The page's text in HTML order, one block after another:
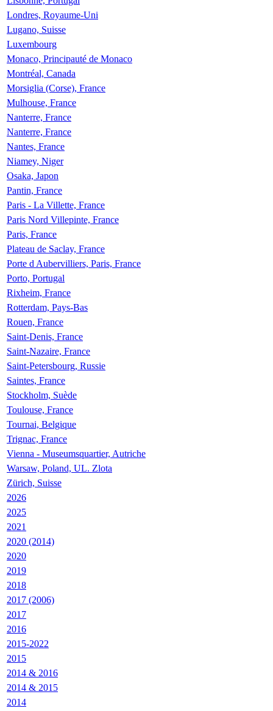
Londres, Royaume-Uni
Lugano, Suisse
Luxembourg
Monaco, Principauté de Monaco
Montréal, Canada
Morsiglia (Corse), France
Mulhouse, France
Nanterre, France
Nanterre, France
Nantes, France
Niamey, Niger
Osaka, Japon
Pantin, France
Paris - La Villette, France
Paris Nord Villepinte, France
Paris, France
Plateau de Saclay, France
Porte d Aubervilliers, Paris, France
Porto, Portugal
Rixheim, France
Rotterdam, Pays-Bas
Rouen, France
Saint-Denis, France
Saint-Nazaire, France
Saint-Petersbourg, Russie
Saintes, France
Stockholm, Suède
Toulouse, France
Tournai, Belgique
Trignac, France
Vienna - Museumsquartier, Autriche
Warsaw, Poland, UL. Zlota
Zürich, Suisse
2026
2025
2021
2020 (2014)
2020
2019
2018
2017 (2006)
2017
2016
2015-2022
2015
2014 & 2016
2014 & 2015
2014